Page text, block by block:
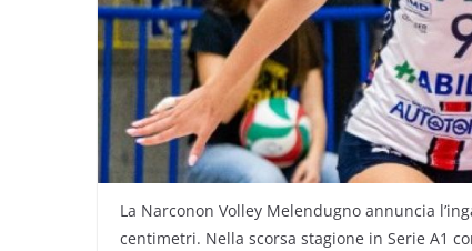
La Narconon Volley Melendugno annuncia
centimetri. Nella scorsa stagione in Serie A1